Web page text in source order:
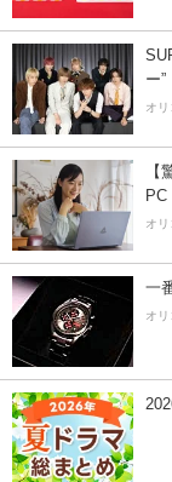
ー”
オ
PC
オ
一
オ